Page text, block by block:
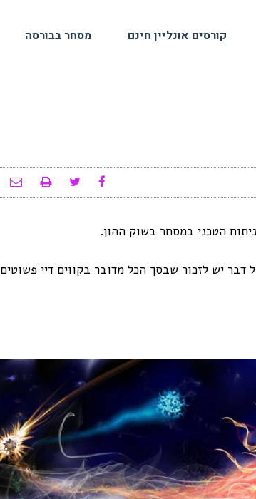
קורסים אונליין חינם מסחר בבורסה
הטכני במסחר בשוק ההון.
דבר יש לזכור שבסך הכל מדובר בקווים דיי פשוטים